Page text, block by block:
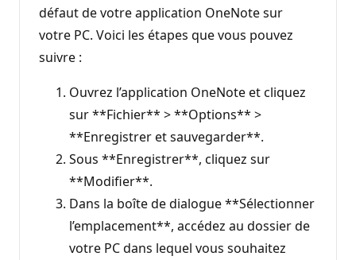
défaut de votre application OneNote sur
votre PC. Voici les étapes que vous pouvez
suivre :
Ouvrez l’application OneNote et cliquez
sur **Fichier** > **Options** >
**Enregistrer et sauvegarder**.
Sous **Enregistrer**, cliquez sur
**Modifier**.
Dans la boîte de dialogue **Sélectionner
l’emplacement**, accédez au dossier de
votre PC dans lequel vous souhaitez